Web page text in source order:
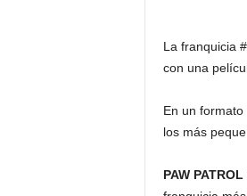
La franquicia
con una
En un
los más
PAW PATROL